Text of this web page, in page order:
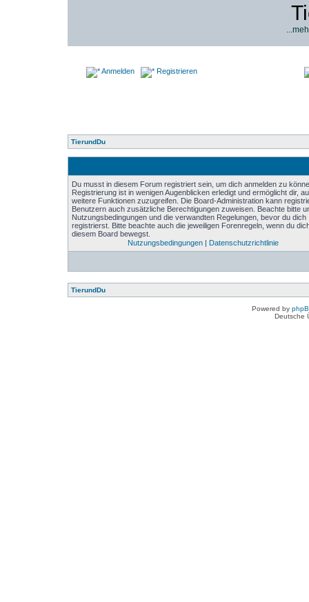
Anmelden Registrieren
TierundDu
Du musst in diesem Forum registriert sein, um dich anmelden zu
Registrierung ist in wenigen Augenblicken erledigt und ermöglicht dir,
weitere Funktionen zuzugreifen. Die Board-Administration kann
Benutzern auch zusätzliche Berechtigungen zuweisen. Beachte bitte
Nutzungsbedingungen und die verwandten Regelungen, bevor du dich
registrierst. Bitte beachte auch die jeweiligen Forenregeln, wenn du
diesem Board bewegst.
Nutzungsbedingungen| Datenschutzrichtlinie
TierundDu
Powered by
Deutsche